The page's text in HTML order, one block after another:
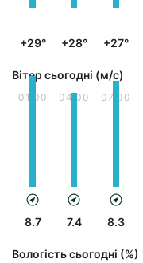
+29° +28° +27°
Вітер сьогодні (м/с)
01:00
8.7
04:00
7.4
07:00
8.3
Вологість сьогодні (%)